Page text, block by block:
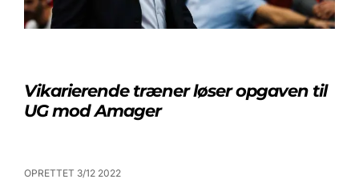
Vikarierende træner løser opgaven til
UG mod Amager
OPRETTET 3/12 2022